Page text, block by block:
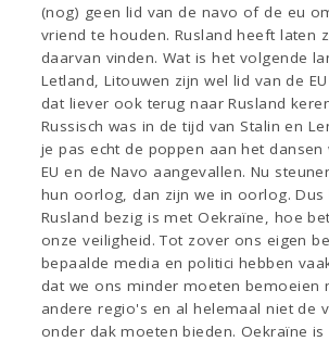
(nog) geen lid van de navo of de eu
vriend te houden. Rusland heeft laten
daarvan vinden. Wat is het volgende
Letland, Litouwen zijn wel lid van de
dat liever ook terug naar Rusland
Russisch was in de tijd van Stalin en
je pas echt de poppen aan het dansen
EU en de Navo aangevallen. Nu
hun oorlog, dan zijn we in oorlog. Dus
Rusland bezig is met Oekraïne, hoe
onze veiligheid. Tot zover ons eigen
bepaalde media en politici hebben
dat we ons minder moeten bemoeien
andere regio's en al helemaal niet de
onder dak moeten bieden. Oekraïne is